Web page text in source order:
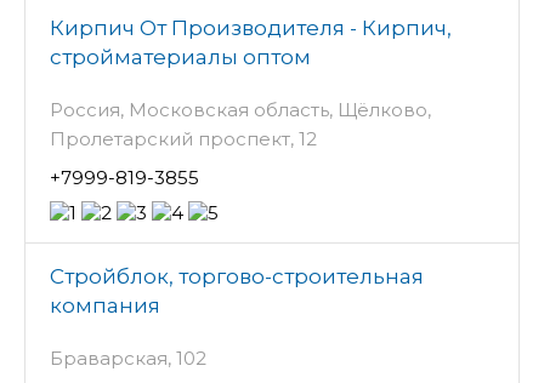
Кирпич От Производителя - Кирпич,
стройматериалы оптом
Россия, Московская область, Щёлково,
Пролетарский проспект, 12
+7999-819-3855
Стройблок, торгово-строительная
компания
Браварская, 102